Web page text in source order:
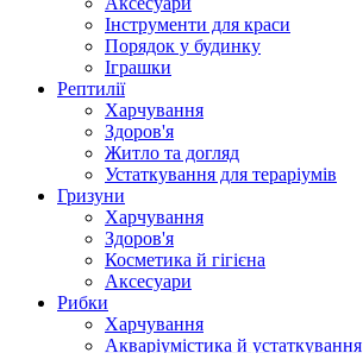
Інструменти для краси
Порядок у будинку
Іграшки
Рептилії
Харчування
Здоров'я
Житло та догляд
Устаткування для тераріумів
Гризуни
Харчування
Здоров'я
Косметика й гігієна
Аксесуари
Рибки
Харчування
Акваріумістика й устаткування